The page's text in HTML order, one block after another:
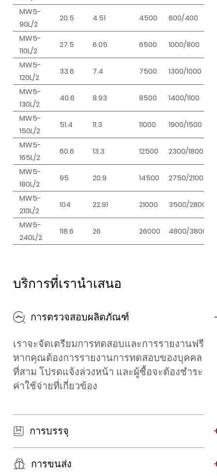
MW5-
90L/2
20.5 4.51 4500 600/400
MW5-
110L/2
27.5 6.05 6500 1000/800
MW5-
120L/2
33.6 7.4 7500 1300/1000
MW5-
130L/2
40.6 8.93 8500 1400/1100
MW5-
150L/2
51.4 11.3 11000 1900/1500
MW5-
165L/2
60.6 13.3 12500 2300/1800
MW5-
180L/2
95 20.9 14500 2750/2100
MW5-
210L/2
104 22.91 21000 3500/2800
MW5-
240L/2
118.6 26 26000 4800/3800
บริการที่เรานำเสนอ
การตรวจสอบผลิตภัณฑ์
เราจะจัดเตรียมการทดสอบและการรายงานฟรี
หากคุณต้องการรายงานการทดสอบของบุคคล
ที่สาม โปรดแจ้งล่วงหน้า และผู้ซื้อจะต้องชำระ
ค่าใช้จ่ายที่เกี่ยวข้อง
การบรรจุ
การขนส่ง